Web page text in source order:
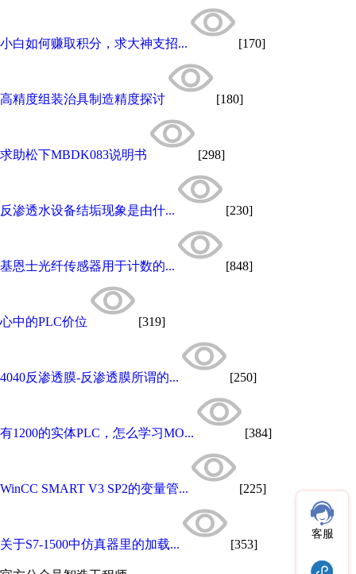
小白如何赚取积分，求大神支招... [170]
高精度组装治具制造精度探讨 [180]
求助松下MBDK083说明书 [298]
反渗透水设备结垢现象是由什... [230]
基恩士光纤传感器用于计数的... [848]
心中的PLC价位 [319]
4040反渗透膜-反渗透膜所谓的... [250]
有1200的实体PLC，怎么学习MO... [384]
WinCC SMART V3 SP2的变量管... [225]
关于S7-1500中仿真器里的加载... [353]
客服